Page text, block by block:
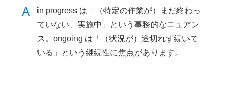
A
in progress は「（特定の作業が）まだ終わっ
ていない、実施中」という事務的なニュアン
ス。ongoing は「（状況が）途切れず続いて
いる」という継続性に焦点があります。